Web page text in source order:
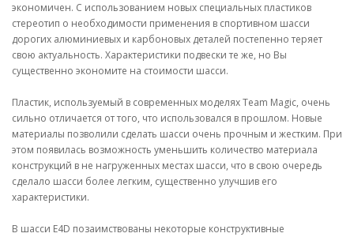
экономичен. С использованием новых специальных пластиков
стереотип о необходимости применения в спортивном шасси
дорогих алюминиевых и карбоновых деталей постепенно теряет
свою актуальность. Характеристики подвески те же, но Вы
существенно экономите на стоимости шасси.
Пластик, используемый в современных моделях Team Magic, очень
сильно отличается от того, что использовался в прошлом. Новые
материалы позволили сделать шасси очень прочным и жестким. При
этом появилась возможность уменьшить количество материала
конструкций в не нагруженных местах шасси, что в свою очередь
сделало шасси более легким, существенно улучшив его
характеристики.
В шасси E4D позаимствованы некоторые конструктивные